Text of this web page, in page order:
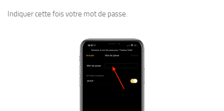
Indiquer cette fois votre mot de passe.